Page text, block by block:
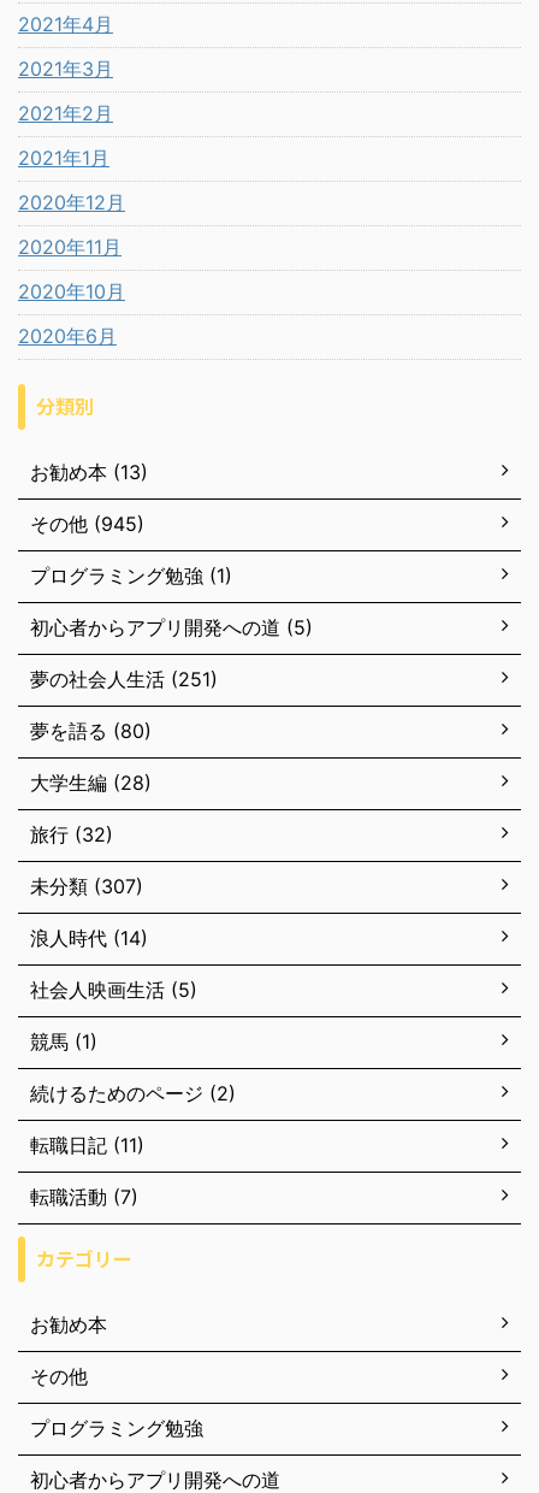
2021年4月
2021年3月
2021年2月
2021年1月
2020年12月
2020年11月
2020年10月
2020年6月
分類別
お勧め本 (13)
その他 (945)
プログラミング勉強 (1)
初心者からアプリ開発への道 (5)
夢の社会人生活 (251)
夢を語る (80)
大学生編 (28)
旅行 (32)
未分類 (307)
浪人時代 (14)
社会人映画生活 (5)
競馬 (1)
続けるためのページ (2)
転職日記 (11)
転職活動 (7)
カテゴリー
お勧め本
その他
プログラミング勉強
初心者からアプリ開発への道